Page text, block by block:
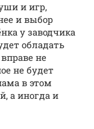
и игр,
и выбор
у заводчика
обладать
не
не будет
в этом
а иногда и